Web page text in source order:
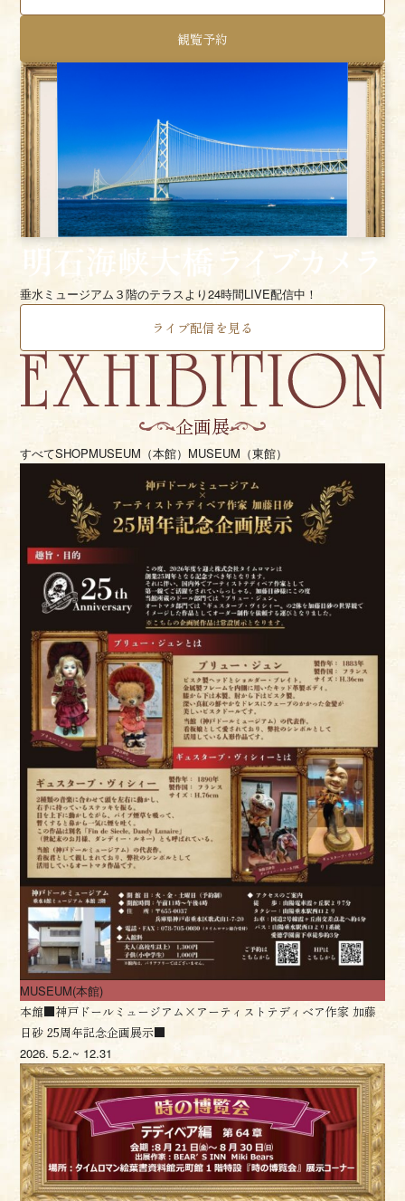
観覧予約
垂水ミュージアム３階のテラスより24時間LIVE配信中！
ライブ配信を見る
企画展
すべてSHOPMUSEUM（本館） MUSEUM（東館）
MUSEUM(本館)
本館■神戸ドールミュージアム×アーティストテディベア作家 加藤
日砂 25周年記念企画展示■
2026.5.2.~ 12.31